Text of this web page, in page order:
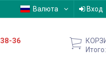
Валюта Вход
36
Итого: